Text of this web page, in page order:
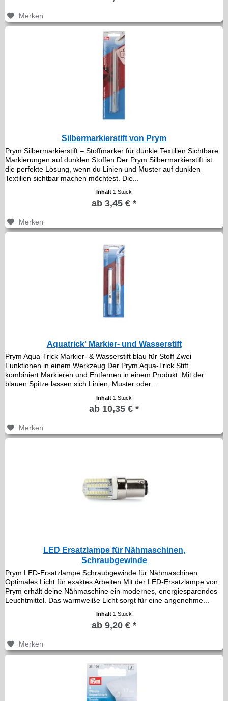
Merken
Silbermarkierstift von Prym
Prym Silbermarkierstift – Stoffmarker für dunkle Textilien Sichtbare
Markierungen auf dunklen Stoffen Der Prym Silbermarkierstift ist
die perfekte Lösung, wenn du Linien und Muster auf dunklen
Textilien sichtbar machen möchtest. Die...
Inhalt 1 Stück
ab 3,45 € *
Merken
Aquatrick' Markier- und Wasserstift
Prym Aqua-Trick Markier- & Wasserstift blau für Stoff Zwei
Funktionen in einem Werkzeug Der Prym Aqua-Trick Stift
kombiniert Markieren und Entfernen in einem Produkt. Mit der
blauen Spitze lassen sich Linien, Muster oder...
Inhalt 1 Stück
ab 10,35 € *
Merken
LED Ersatzlampe für Nähmaschinen,
Schraubgewinde
Prym LED-Ersatzlampe Schraubgewinde für Nähmaschinen
Optimales Licht für exaktes Arbeiten Mit der LED-Ersatzlampe von
Prym erhält deine Nähmaschine ein modernes, energiesparendes
Leuchtmittel. Das warmweiße Licht sorgt für eine angenehme...
Inhalt 1 Stück
ab 9,20 € *
Merken